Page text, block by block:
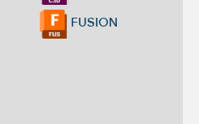
FUSION